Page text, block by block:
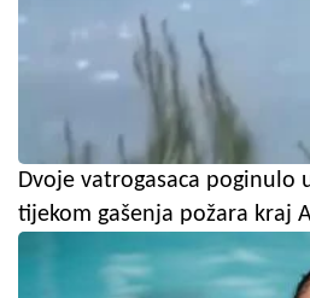
Dvoje vatrogasaca poginulo
tijekom gašenja požara kraj